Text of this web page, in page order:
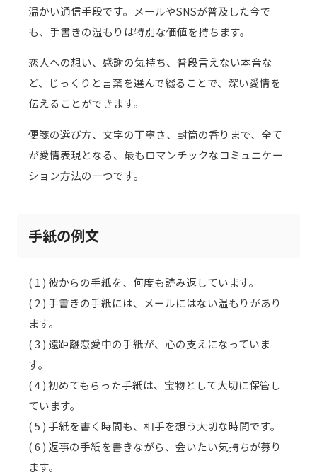
温かい通信手段です。メールやSNSが普及した今で
も、手書きの温もりは特別な価値を持ちます。
恋人への想い、感謝の気持ち、普段言えない本音な
ど、じっくりと言葉を選んで綴ることで、深い愛情を
伝えることができます。
便箋の選び方、文字の丁寧さ、封筒の香りまで、全て
が愛情表現となる、最もロマンチックなコミュニケー
ション方法の一つです。
手紙の例文
( 1 ) 彼からの手紙を、何度も読み返しています。
( 2 ) 手書きの手紙には、メールにはない温もりがあり
ます。
( 3 ) 遠距離恋愛中の手紙が、心の支えになっていま
す。
( 4 ) 初めてもらった手紙は、宝物として大切に保管し
ています。
( 5 ) 手紙を書く時間も、相手を想う大切な時間です。
( 6 ) 返事の手紙を書きながら、会いたい気持ちが募り
ます。